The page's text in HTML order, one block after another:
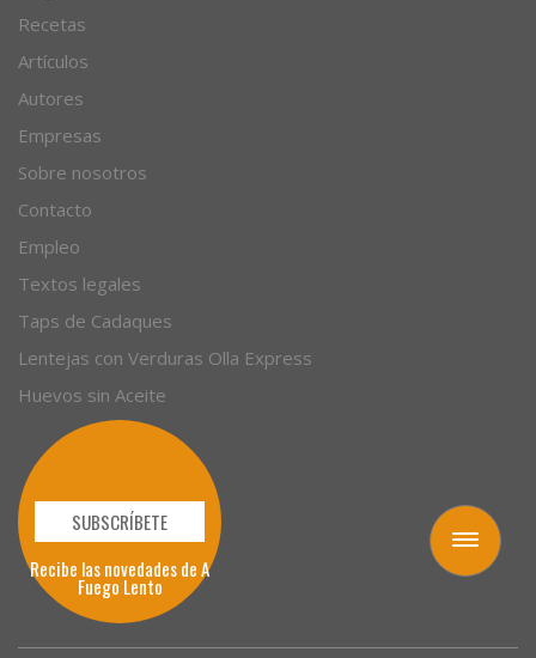
Toggle
navigation
Recetas
Artículos
Autores
Empresas
Sobre nosotros
Contacto
Empleo
Textos legales
Taps de Cadaques
Lentejas con Verduras Olla Express
Huevos sin Aceite
SUBSCRÍBETE
Recibe las novedades de A
Fuego Lento